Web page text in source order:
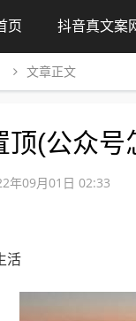
页 抖音真文案
文章正文
顶(公众
年09月01日 02:33
活